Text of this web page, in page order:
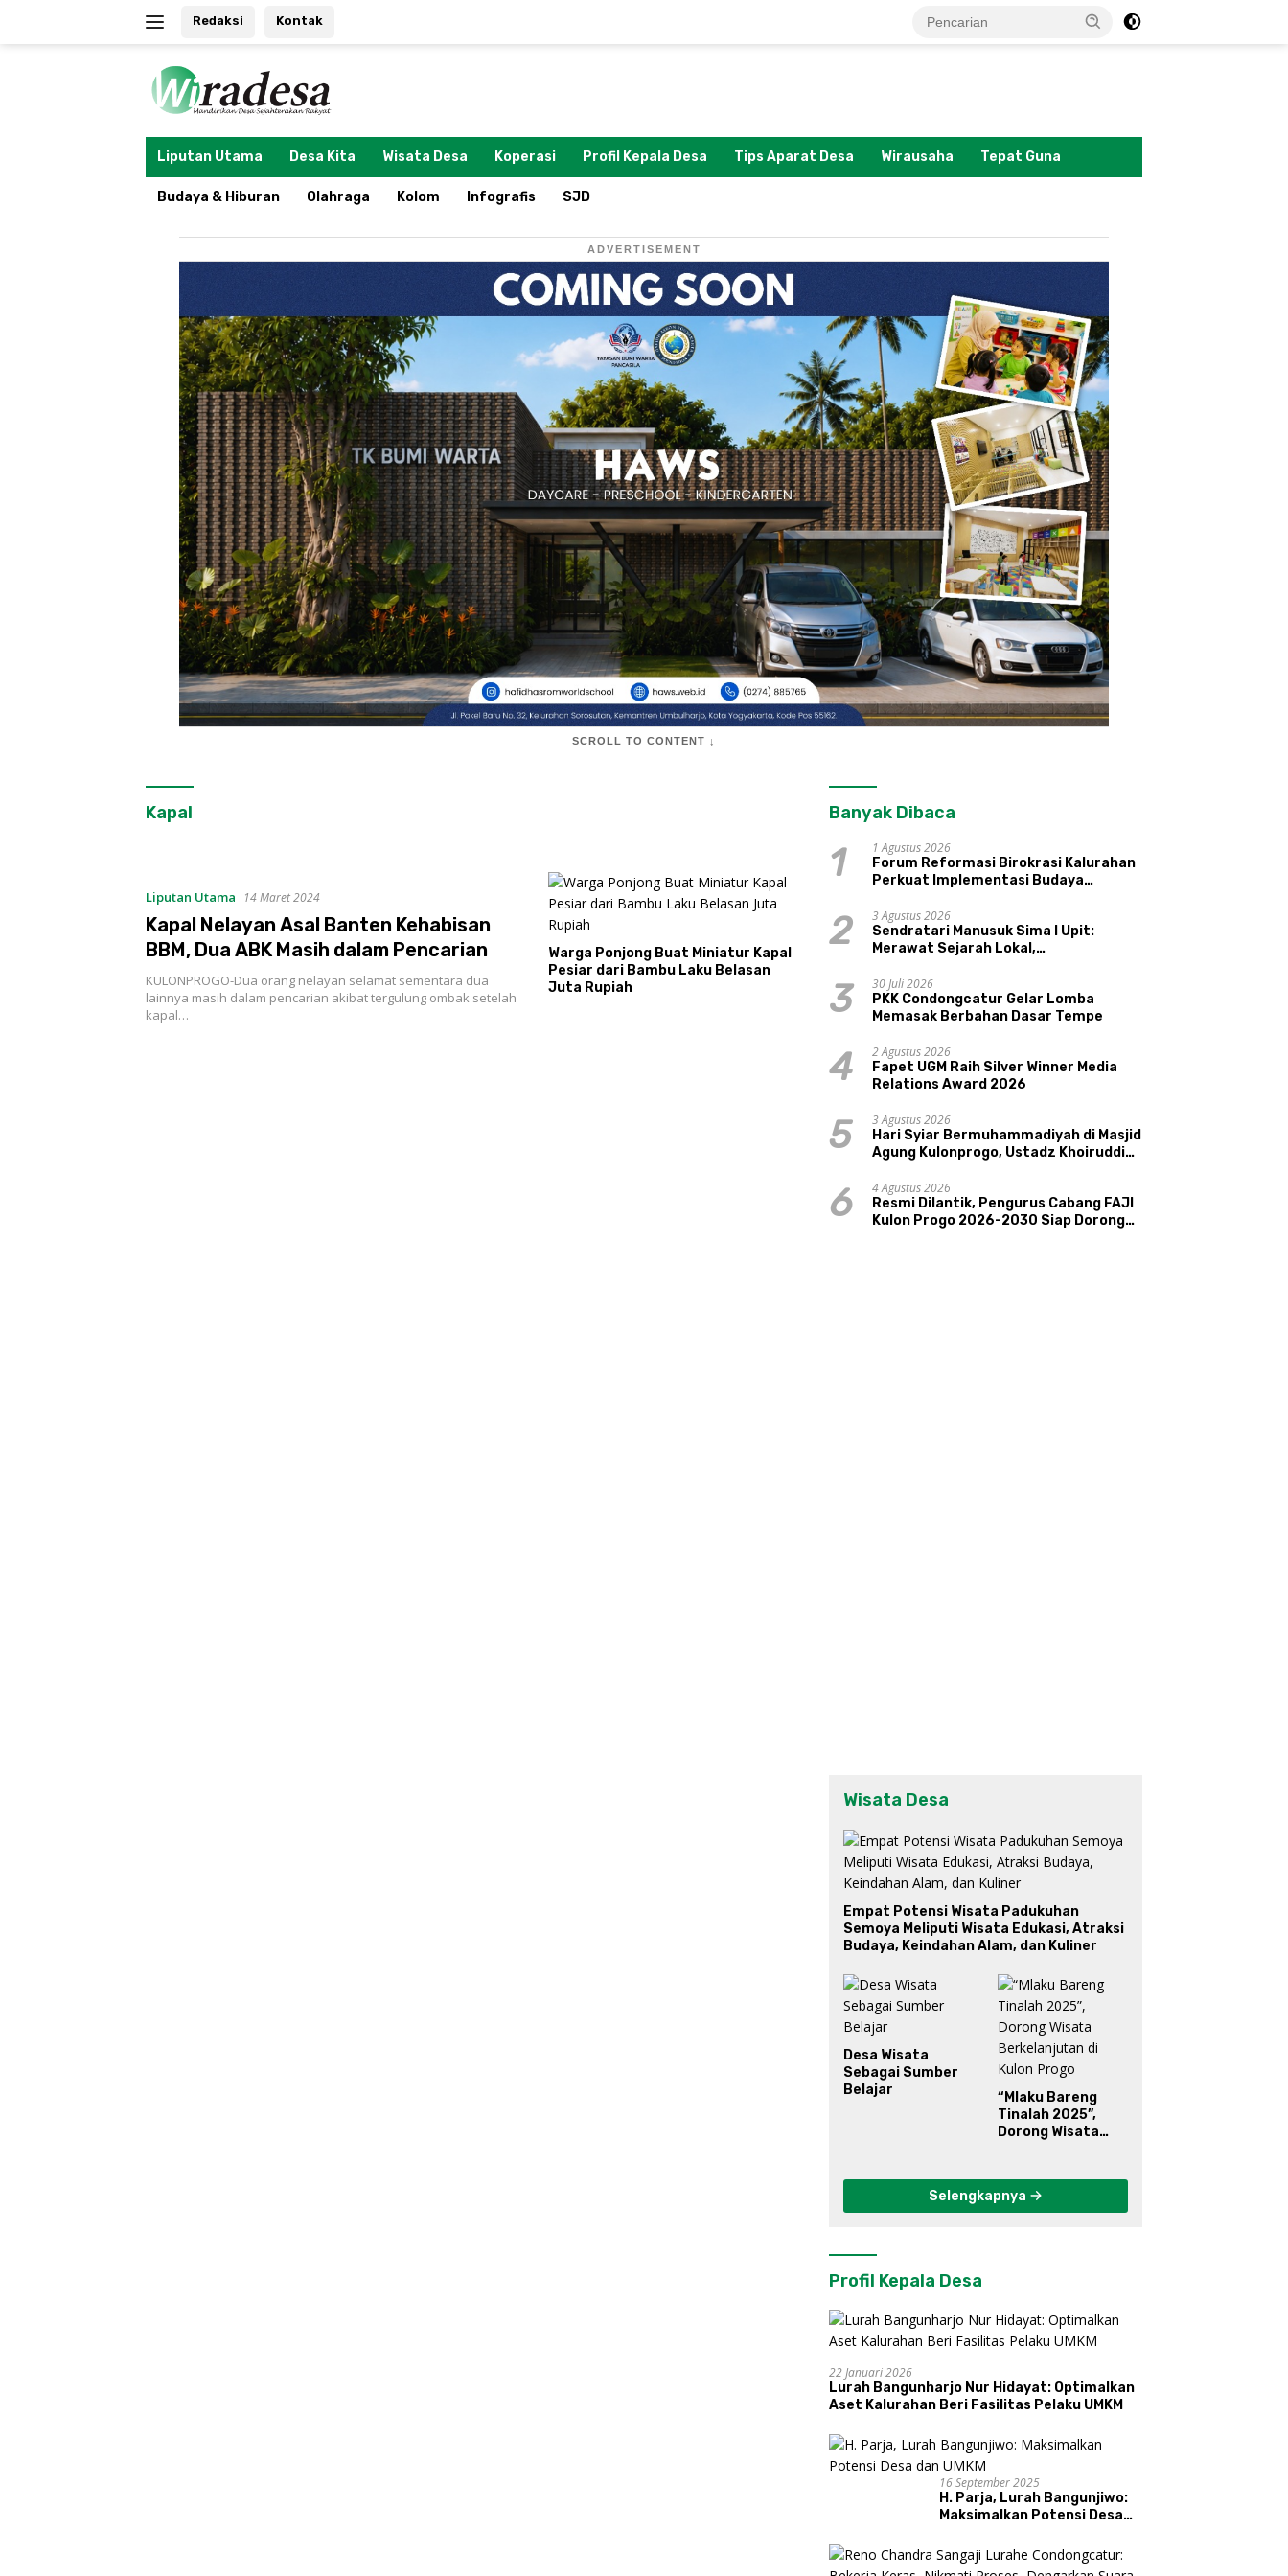
Redaksi Kontak
Liputan Utama Desa Kita Wisata Desa Koperasi Profil Kepala Desa Tips Aparat Desa Wirausaha Tepat Guna
Budaya & Hiburan Olahraga Kolom Infografis SJD
ADVERTISEMENT
SCROLL TO CONTENT ↓
Kapal
Liputan Utama 14 Maret 2024
Kapal Nelayan Asal Banten Kehabisan
BBM, Dua ABK Masih dalam Pencarian
KULONPROGO-Dua orang nelayan selamat sementara dua
lainnya masih dalam pencarian akibat tergulung ombak setelah
kapal…
Warga Ponjong Buat Miniatur Kapal
Pesiar dari Bambu Laku Belasan
Juta Rupiah
Banyak Dibaca
1
1 Agustus 2026
Forum Reformasi Birokrasi Kalurahan
Perkuat Implementasi Budaya
Kepamongan DIY
2
3 Agustus 2026
Sendratari Manusuk Sima I Upit:
Merawat Sejarah Lokal,
Pariwisata, dan Ekologi Klaten
3
30 Juli 2026
PKK Condongcatur Gelar Lomba
Memasak Berbahan Dasar Tempe
4
2 Agustus 2026
Fapet UGM Raih Silver Winner Media
Relations Award 2026
5
3 Agustus 2026
Hari Syiar Bermuhammadiyah di Masjid
Agung Kulonprogo, Ustadz Khoiruddin
Sakinah Adalah Agama
6
4 Agustus 2026
Resmi Dilantik, Pengurus Cabang FAJI
Kulon Progo 2026-2030 Siap Dorong
Wisata Desa
Empat Potensi Wisata Padukuhan
Semoya Meliputi Wisata Edukasi, Atraksi
Budaya, Keindahan Alam, dan Kuliner
Desa Wisata
Sebagai Sumber
Belajar
“Mlaku Bareng
Tinalah 2025”,
Dorong Wisata
Selengkapnya
Profil Kepala Desa
22 Januari 2026
Lurah Bangunharjo Nur Hidayat: Optimalkan
Aset Kalurahan Beri Fasilitas Pelaku UMKM
16 September 2025
H. Parja, Lurah Bangunjiwo:
Maksimalkan Potensi Desa